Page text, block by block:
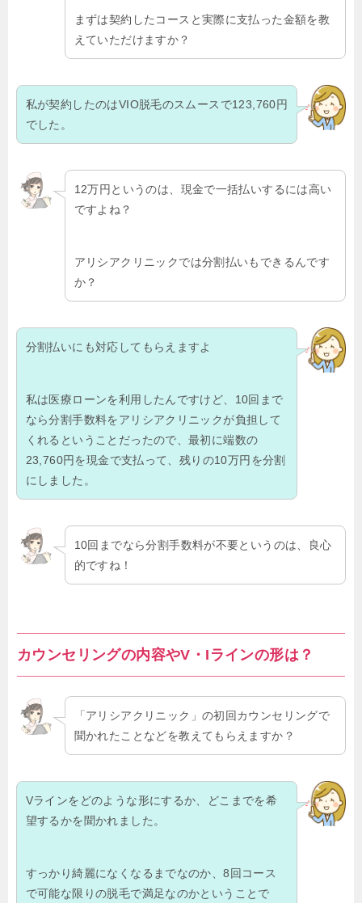
まずは契約したコースと実際に支払った金額を教
えていただけますか？
私が契約したのはVIO脱毛のスムースで123,760円
でした。
12万円というのは、現金で一括払いするには高い
ですよね？
アリシアクリニックでは分割払いもできるんです
か？
分割払いにも対応してもらえますよ
私は医療ローンを利用したんですけど、10回まで
なら分割手数料をアリシアクリニックが負担して
くれるということだったので、最初に端数の
23,760円を現金で支払って、残りの10万円を分割
にしました。
10回までなら分割手数料が不要というのは、良心
的ですね！
カウンセリングの内容やV・Iラインの形は？
「アリシアクリニック」の初回カウンセリングで
聞かれたことなどを教えてもらえますか？
Vラインをどのような形にするか、どこまでを希
望するかを聞かれました。
すっかり綺麗になくなるまでなのか、8回コース
で可能な限りの脱毛で満足なのかということで